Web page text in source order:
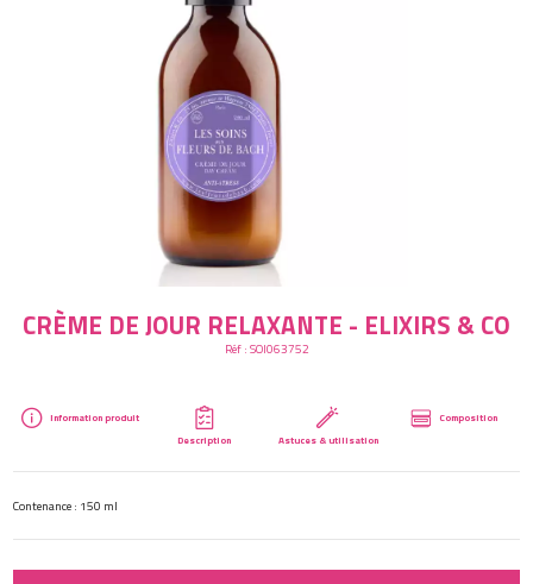
Créer mon compte
CRÈME DE JOUR RELAXANTE - ELIXIRS & CO
Réf :SOI063752
Information produit
Description
Astuces & utilisation
Composition
Contenance : 150 ml